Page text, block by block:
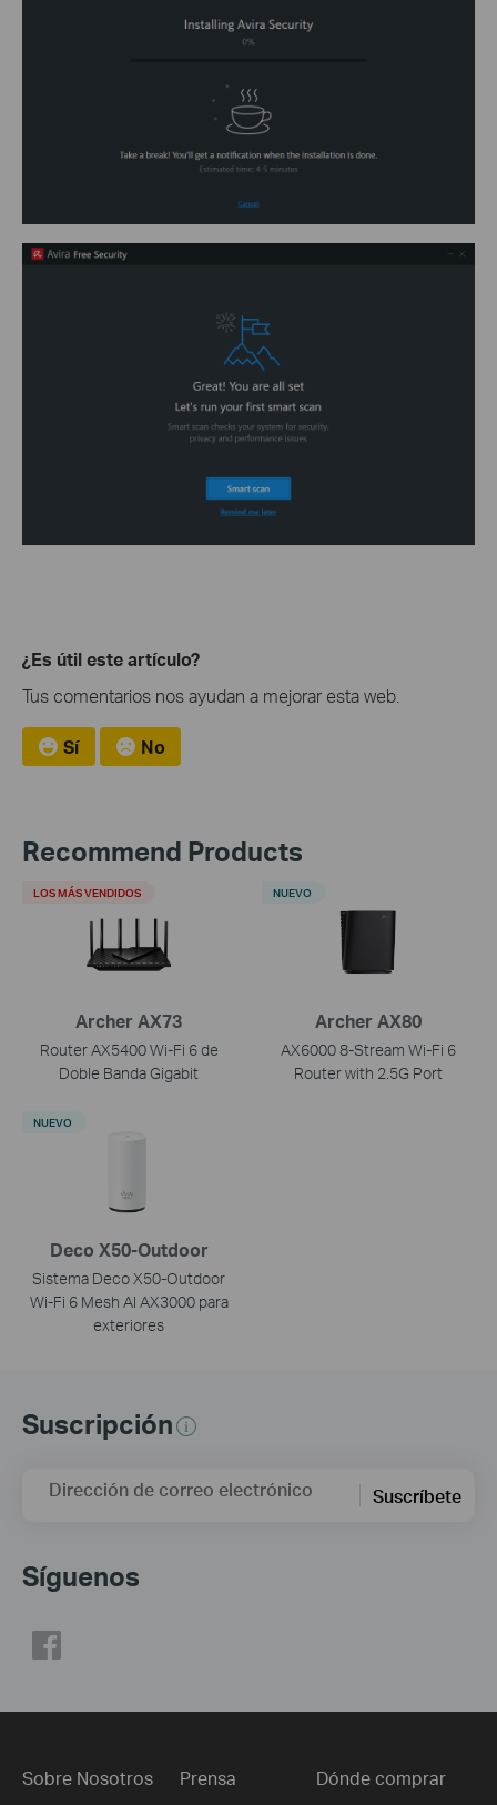
¿Es útil este artículo?
Tus comentarios nos ayudan a mejorar esta web.
Sí No
Recommend Products
Archer AX73
Router AX5400 Wi-Fi 6 de
Doble Banda Gigabit
LOS MÁS VENDIDOS
Archer AX80
AX6000 8-Stream Wi-Fi 6
Router with 2.5G Port
NUEVO
Deco X50-Outdoor
Sistema Deco X50-Outdoor
Wi-Fi 6 Mesh AI AX3000 para
exteriores
NUEVO
Suscripción
Dirección de correo electrónico Suscríbete
Síguenos
Sobre Nosotros Prensa Dónde comprar